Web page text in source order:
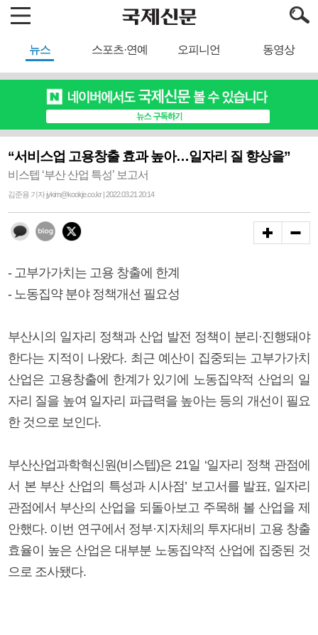
뉴스 스포츠·연예 오피니언 동영상
“서비스업 고용창출 효과 높아…일자리 질 향상을”
비스텝 ‘부산 산업 특성’ 보고서
김준용 기자 jykim@kookje.co.kr | 2022.03.21 20:14
- 고부가가치는 고용 창출에 한계
- 노동집약 분야 정책개선 필요성
부산시의 일자리 정책과 산업 발전 정책이 분리·진행돼야
한다는 지적이 나왔다. 최근 예산이 집중되는 고부가가치
산업은 고용창출에 한계가 있기에 노동집약적 산업의 일
자리 질을 높여 일자리 파급력을 높아는 등의 개선이 필요
한 것으로 보인다.
부산산업과학혁신원(비스텝)은 21일 ‘일자리 정책 관점에
서 본 부산 산업의 특성과 시사점’ 보고서를 발표, 일자리
관점에서 부산의 산업을 되돌아보고 주목해 볼 산업을 제
안했다. 이번 연구에서 정부·지자체의 투자대비 고용 창출
효율이 높은 산업은 대부분 노동집약적 산업에 집중된 것
으로 조사됐다.